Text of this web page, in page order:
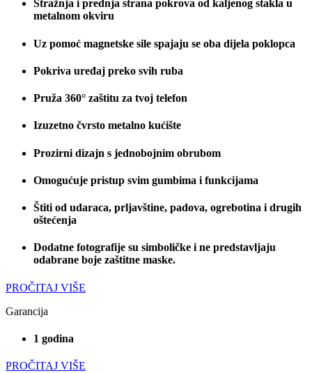
Stražnja i prednja strana pokrova od kaljenog stakla u
metalnom okviru
Uz pomoć magnetske sile spajaju se oba dijela poklopca
Pokriva uređaj preko svih ruba
Pruža 360° zaštitu za tvoj telefon
Izuzetno čvrsto metalno kućište
Prozirni dizajn s jednobojnim obrubom
Omogućuje pristup svim gumbima i funkcijama
Štiti od udaraca, prljavštine, padova, ogrebotina i drugih
oštećenja
Dodatne fotografije su simboličke i ne predstavljaju
odabrane boje zaštitne maske.
PROČITAJ VIŠE
Garancija
1 godina
PROČITAJ VIŠE